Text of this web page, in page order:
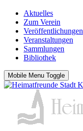
Aktuelles
Zum Verein
Veröffentlichungen
Veranstaltungen
Sammlungen
Bibliothek
Mobile Menu Toggle